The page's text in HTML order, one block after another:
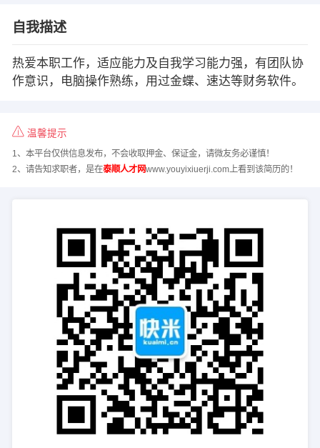
自我描述
热爱本职工作，适应能力及自我学习能力强，有团队协
作意识，电脑操作熟练，用过金蝶、速达等财务软件。
温馨提示
1、本平台仅供信息发布，不会收取押金、保证金，请微友务必谨慎！
2、请告知求职者，是在泰顺人才网www.youyixiuerji.com上看到该简历的！